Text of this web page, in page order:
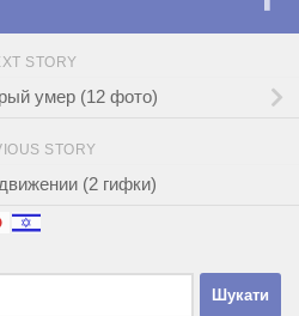
STORY
умер (12 фото)
STORY
(2 гифки)